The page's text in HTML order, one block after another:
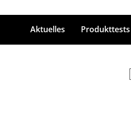
Aktuelles Produkttests